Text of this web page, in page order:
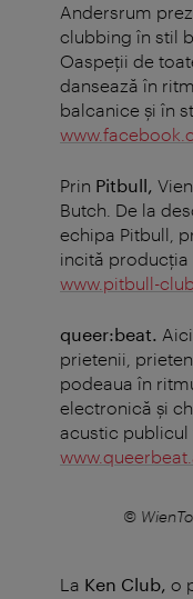
Andersrum
clubbing în stil
Oaspeţii de
dansează în
balcanice şi în
Prin Pitbull,
Butch. De la
echipa Pitbull,
incită producţia
www.pitbull-
queer:beat.
prietenii,
podeaua în
electronică şi
acustic publicul
©
La Ken Club, o